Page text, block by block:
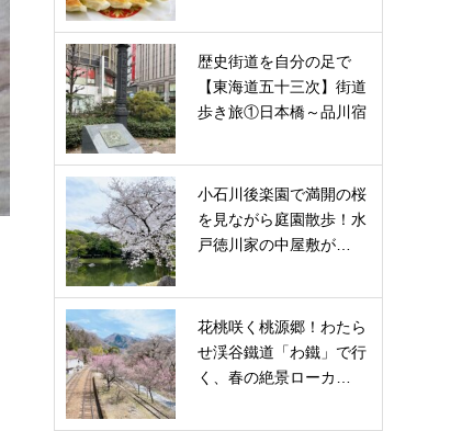
歴史街道を自分の足で
【東海道五十三次】街道
歩き旅①日本橋～品川宿
小石川後楽園で満開の桜
を見ながら庭園散歩！水
戸徳川家の中屋敷が…
花桃咲く桃源郷！わたら
せ渓谷鐵道「わ鐵」で行
く、春の絶景ローカ…